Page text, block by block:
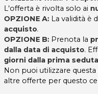
L'offerta è rivolta solo ai
OPZIONE A: La validità è
acquisto.
OPZIONE B: Prenota la
dalla data di acquisto.
giorni dalla prima seduta
Non puoi utilizzare
altre offerte per questo